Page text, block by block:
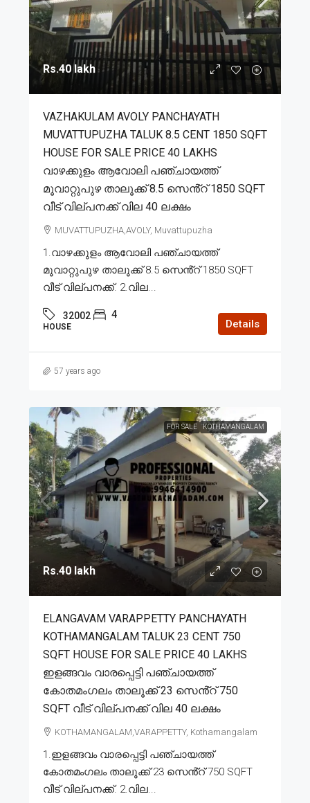
Rs.40 lakh
VAZHAKULAM AVOLY PANCHAYATH
MUVATTUPUZHA TALUK 8.5 CENT 1850 SQFT
HOUSE FOR SALE PRICE 40 LAKHS
വാഴക്കുളം ആവോലി പഞ്ചായത്ത്
മൂവാറ്റുപുഴ താലൂക്ക് 8.5 സെൻ്റ് 1850 SQFT
വീട് വില്പനക്ക് വില 40 ലക്ഷം
MUVATTUPUZHA,AVOLY, Muvattupuzha
1.വാഴക്കുളം ആവോലി പഞ്ചായത്ത്
മൂവാറ്റുപുഴ താലൂക്ക് 8.5 സെൻ്റ് 1850 SQFT
വീട് വില്പനക്ക്. 2.വില...
32002 4
HOUSE Details
57 years ago
FOR SALE KOTHAMANGALAM
Rs.40 lakh
ELANGAVAM VARAPPETTY PANCHAYATH
KOTHAMANGALAM TALUK 23 CENT 750
SQFT HOUSE FOR SALE PRICE 40 LAKHS
ഇളങ്ങവം വാരപ്പെട്ടി പഞ്ചായത്ത്
കോതമംഗലം താലൂക്ക് 23 സെൻ്റ് 750
SQFT വീട് വില്പനക്ക് വില 40 ലക്ഷം
KOTHAMANGALAM,VARAPPETTY, Kothamangalam
1.ഇളങ്ങവം വാരപ്പെട്ടി പഞ്ചായത്ത്
കോതമംഗലം താലൂക്ക് 23 സെൻ്റ് 750 SQFT
വീട് വില്പനക്ക്. 2.വില...